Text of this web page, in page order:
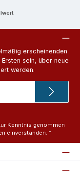
erscheinenden
sein, über neue
werden.
Kenntnis genommen
einverstanden. *